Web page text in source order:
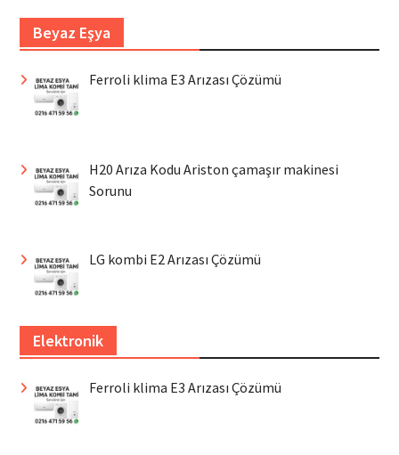
Beyaz Eşya
Ferroli klima E3 Arızası Çözümü
H20 Arıza Kodu Ariston çamaşır makinesi
Sorunu
LG kombi E2 Arızası Çözümü
Elektronik
Ferroli klima E3 Arızası Çözümü